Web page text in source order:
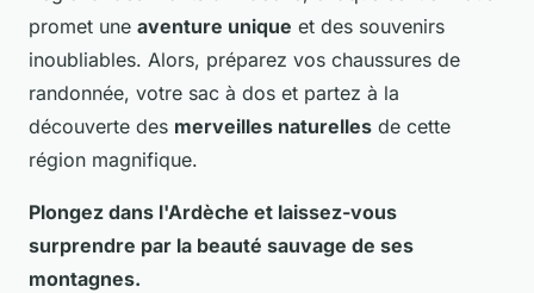
promet une aventure unique et des souvenirs
inoubliables. Alors, préparez vos chaussures de
randonnée, votre sac à dos et partez à la
découverte des merveilles naturelles de cette
région magnifique.
Plongez dans l'Ardèche et laissez-vous
surprendre par la beauté sauvage de ses
montagnes.